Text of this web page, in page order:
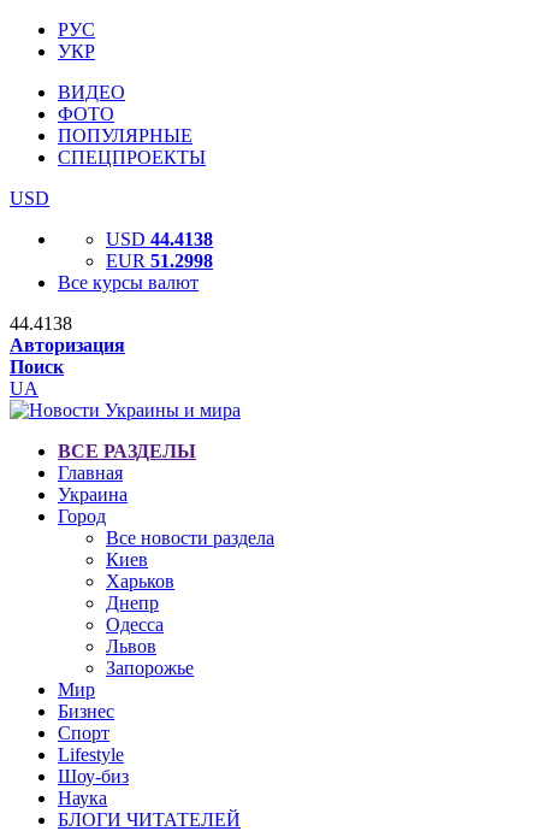
РУС
УКР
ВИДЕО
ФОТО
ПОПУЛЯРНЫЕ
СПЕЦПРОЕКТЫ
USD
USD 44.4138
EUR 51.2998
Все курсы валют
44.4138
Авторизация
Поиск
UA
ВСЕ РАЗДЕЛЫ
Главная
Украина
Город
Все новости раздела
Киев
Харьков
Днепр
Одесса
Львов
Запорожье
Мир
Бизнес
Спорт
Lifestyle
Шоу-биз
Наука
БЛОГИ ЧИТАТЕЛЕЙ